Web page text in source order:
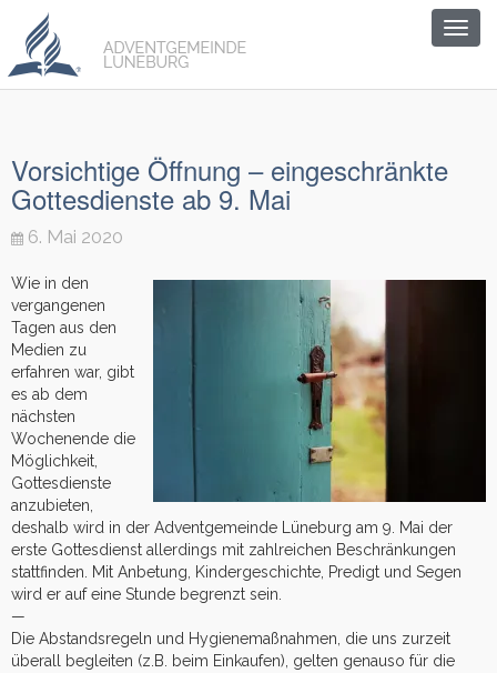
Vorsichtige Öffnung – eingeschränkte
Gottesdienste ab 9. Mai
6. Mai 2020
Wie in den
vergangenen
Tagen aus den
Medien zu
erfahren war, gibt
es ab dem
nächsten
Wochenende die
Möglichkeit,
Gottesdienste
anzubieten,
deshalb wird in der Adventgemeinde Lüneburg am 9. Mai der
erste Gottesdienst allerdings mit zahlreichen Beschränkungen
stattfinden. Mit Anbetung, Kindergeschichte, Predigt und Segen
wird er auf eine Stunde begrenzt sein.
—
Die Abstandsregeln und Hygienemaßnahmen, die uns zurzeit
überall begleiten (z.B. beim Einkaufen), gelten genauso für die